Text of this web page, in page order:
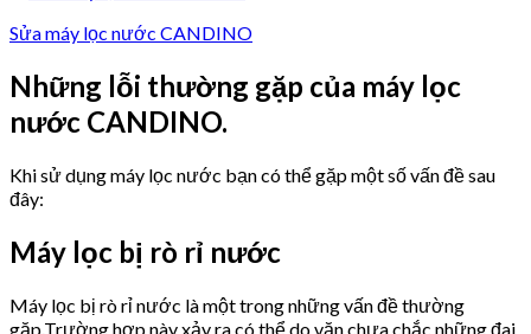
Sửa máy lọc nước CANDINO
Những lỗi thường gặp của máy lọc
nước CANDINO.
Khi sử dụng máy lọc nước bạn có thể gặp một số vấn đề sau
đây:
Máy lọc bị rò rỉ nước
Máy lọc bị rò rỉ nước là một trong những vấn đề thường
gặp.Trường hợp này xảy ra có thể do vặn chưa chắc những đai